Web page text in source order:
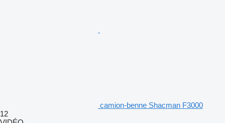
camion-benne Shacman F3000
12